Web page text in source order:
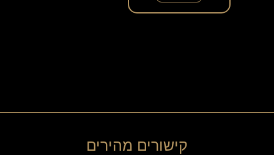
קישורים מהירים